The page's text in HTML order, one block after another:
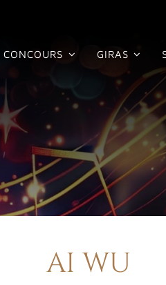
CONCOURS GIRAS
AI WU